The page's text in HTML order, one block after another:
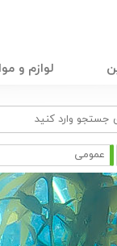
لوازم و
عمومی